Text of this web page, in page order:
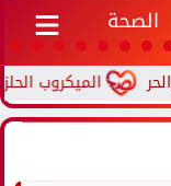
الصحة
الميكروب